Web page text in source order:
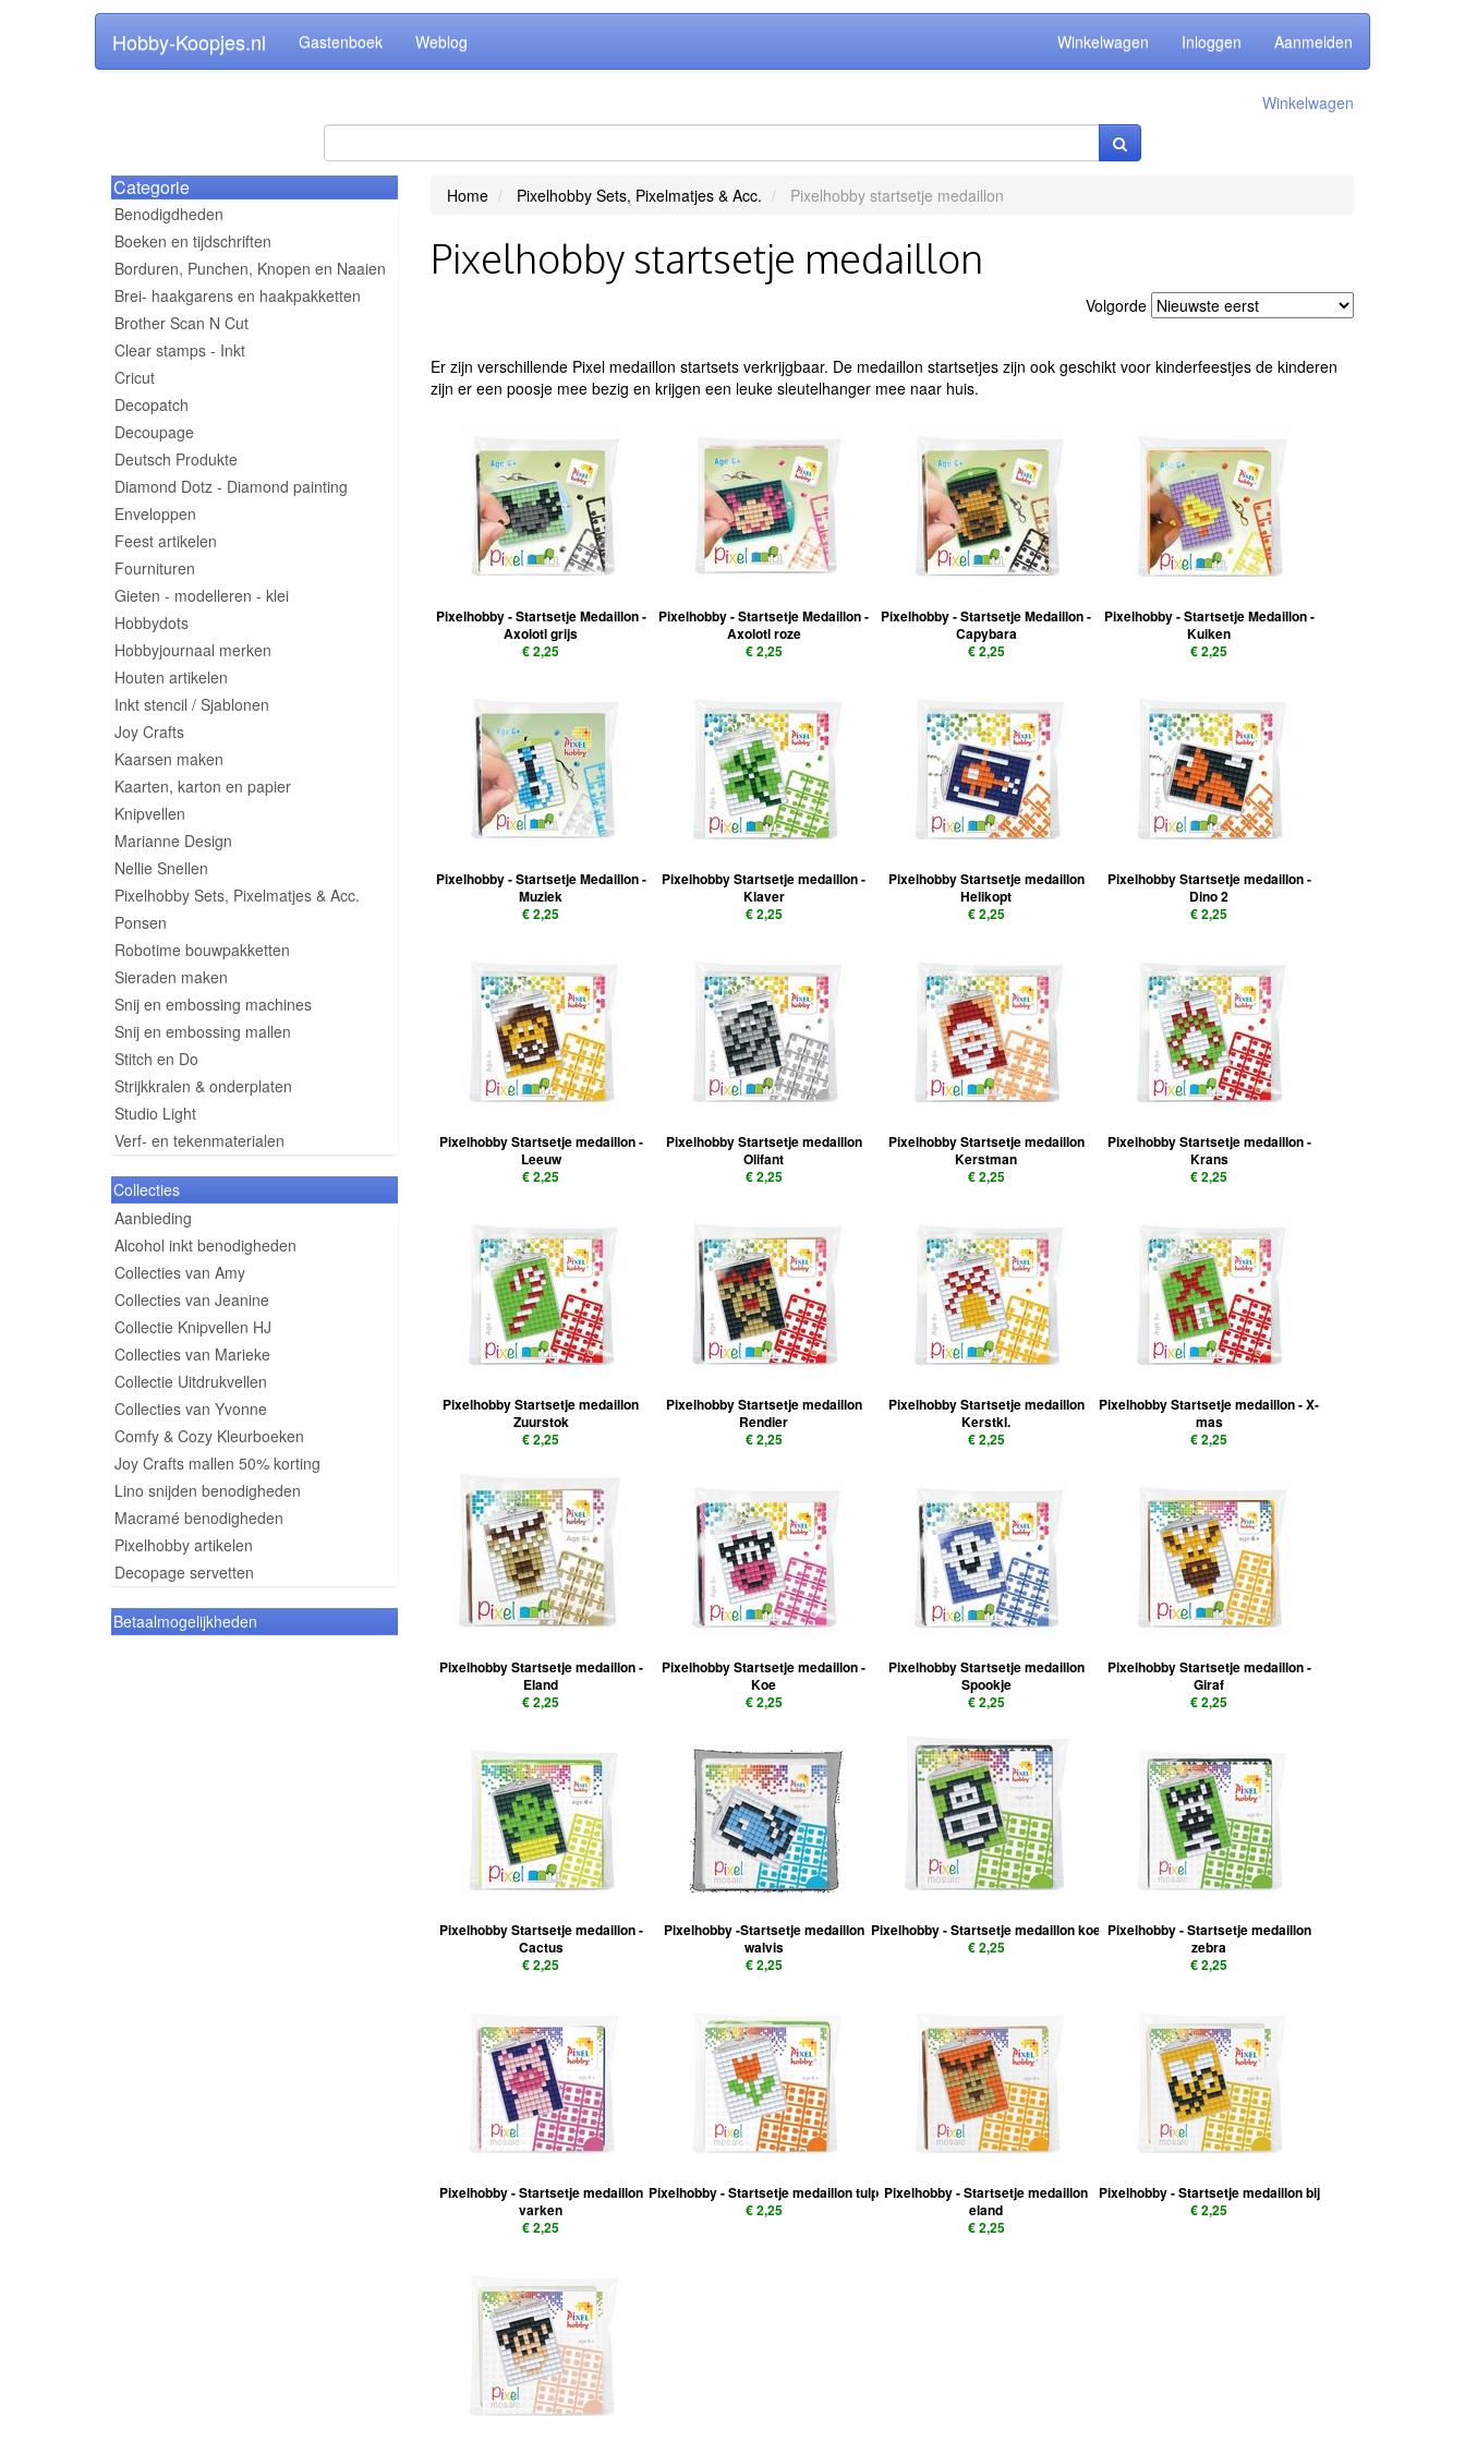
Hobby-Koopjes.nl Gastenboek Weblog Winkelwagen Inloggen Aanmelden
Winkelwagen
Categorie
Benodigdheden
Boeken en tijdschriften
Borduren, Punchen, Knopen en Naaien
Brei- haakgarens en haakpakketten
Brother Scan N Cut
Clear stamps - Inkt
Cricut
Decopatch
Decoupage
Deutsch Produkte
Diamond Dotz - Diamond painting
Enveloppen
Feest artikelen
Fournituren
Gieten - modelleren - klei
Hobbydots
Hobbyjournaal merken
Houten artikelen
Inkt stencil / Sjablonen
Joy Crafts
Kaarsen maken
Kaarten, karton en papier
Knipvellen
Marianne Design
Nellie Snellen
Pixelhobby Sets, Pixelmatjes & Acc.
Ponsen
Robotime bouwpakketten
Sieraden maken
Snij en embossing machines
Snij en embossing mallen
Stitch en Do
Strijkkralen & onderplaten
Studio Light
Verf- en tekenmaterialen
Collecties
Aanbieding
Alcohol inkt benodigheden
Collecties van Amy
Collecties van Jeanine
Collectie Knipvellen HJ
Collecties van Marieke
Collectie Uitdrukvellen
Collecties van Yvonne
Comfy & Cozy Kleurboeken
Joy Crafts mallen 50% korting
Lino snijden benodigheden
Macramé benodigheden
Pixelhobby artikelen
Decopage servetten
Betaalmogelijkheden
Home Pixelhobby Sets, Pixelmatjes & Acc. Pixelhobby startsetje medaillon
Pixelhobby startsetje medaillon
Volgorde
Er zijn verschillende Pixel medaillon startsets verkrijgbaar. De medaillon startsetjes zijn ook geschikt voor kinderfeestjes de kinderen
zijn er een poosje mee bezig en krijgen een leuke sleutelhanger mee naar huis.
Pixelhobby - Startsetje Medaillon -
Axolotl grijs
€ 2,25
Pixelhobby - Startsetje Medaillon -
Axolotl roze
€ 2,25
Pixelhobby - Startsetje Medaillon -
Capybara
€ 2,25
Pixelhobby - Startsetje Medaillon -
Kuiken
€ 2,25
Pixelhobby - Startsetje Medaillon -
Muziek
€ 2,25
Pixelhobby Startsetje medaillon -
Klaver
€ 2,25
Pixelhobby Startsetje medaillon
Helikopt
€ 2,25
Pixelhobby Startsetje medaillon -
Dino 2
€ 2,25
Pixelhobby Startsetje medaillon -
Leeuw
€ 2,25
Pixelhobby Startsetje medaillon
Olifant
€ 2,25
Pixelhobby Startsetje medaillon
Kerstman
€ 2,25
Pixelhobby Startsetje medaillon -
Krans
€ 2,25
Pixelhobby Startsetje medaillon
Zuurstok
€ 2,25
Pixelhobby Startsetje medaillon
Rendier
€ 2,25
Pixelhobby Startsetje medaillon
Kerstkl.
€ 2,25
Pixelhobby Startsetje medaillon - X-
mas
€ 2,25
Pixelhobby Startsetje medaillon -
Eland
€ 2,25
Pixelhobby Startsetje medaillon -
Koe
€ 2,25
Pixelhobby Startsetje medaillon
Spookje
€ 2,25
Pixelhobby Startsetje medaillon -
Giraf
€ 2,25
Pixelhobby Startsetje medaillon -
Cactus
€ 2,25
Pixelhobby -Startsetje medaillon
walvis
€ 2,25
Pixelhobby - Startsetje medaillon koe
€ 2,25
Pixelhobby - Startsetje medaillon
zebra
€ 2,25
Pixelhobby - Startsetje medaillon
varken
€ 2,25
Pixelhobby - Startsetje medaillon tulp
€ 2,25
Pixelhobby - Startsetje medaillon
eland
€ 2,25
Pixelhobby - Startsetje medaillon bij
€ 2,25